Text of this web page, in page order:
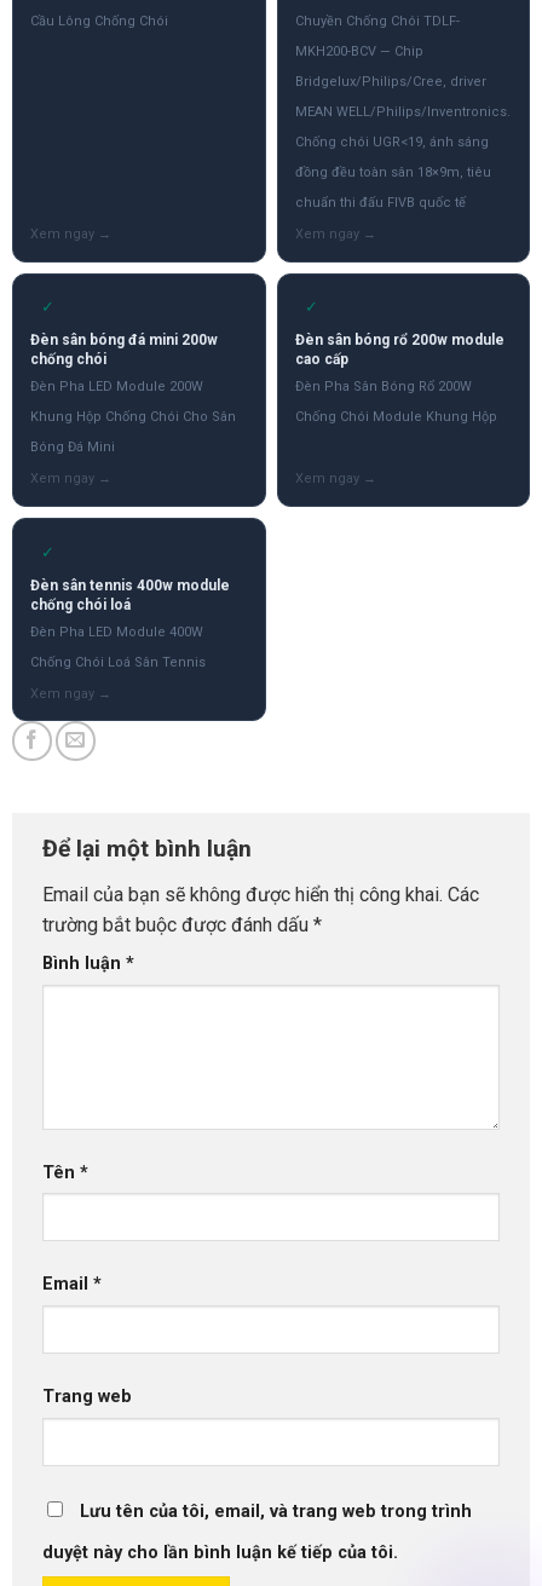
Cầu Lông Chống Chói
Chuyền Chống Chói TDLF-
MKH200-BCV — Chip
Bridgelux/Philips/Cree, driver
MEAN WELL/Philips/Inventronics.
Chống chói UGR<19, ánh sáng
đồng đều toàn sân 18×9m, tiêu
chuẩn thi đấu FIVB quốc tế
✓
Đèn sân bóng đá mini 200w
chống chói
Đèn Pha LED Module 200W
Khung Hộp Chống Chói Cho Sân
Bóng Đá Mini
✓
Đèn sân bóng rổ 200w module
cao cấp
Đèn Pha Sân Bóng Rổ 200W
Chống Chói Module Khung Hộp
✓
Đèn sân tennis 400w module
chống chói loá
Đèn Pha LED Module 400W
Chống Chói Loá Sân Tennis
Để lại một bình luận
Email của bạn sẽ không được hiển thị công khai. Các
trường bắt buộc được đánh dấu *
Bình luận *
Tên *
Email *
Trang web
Lưu tên của tôi, email, và trang web trong trình
duyệt này cho lần bình luận kế tiếp của tôi.